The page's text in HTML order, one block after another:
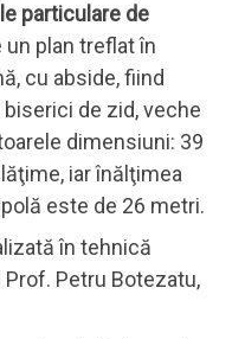
particulare de
un plan treflat în
cu abside, fiind
de zid, veche
dimensiuni: 39
iar înălţimea
este de 26 metri.
în tehnică
Petru Botezatu,